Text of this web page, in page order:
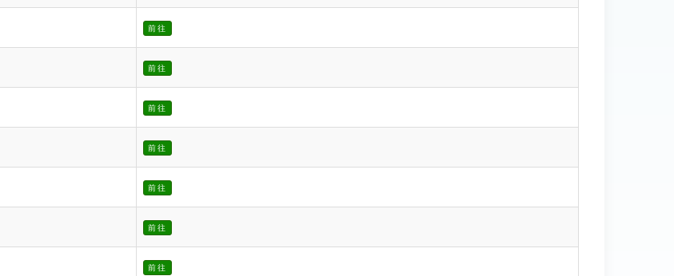
前往
前往
前往
前往
前往
前往
前往